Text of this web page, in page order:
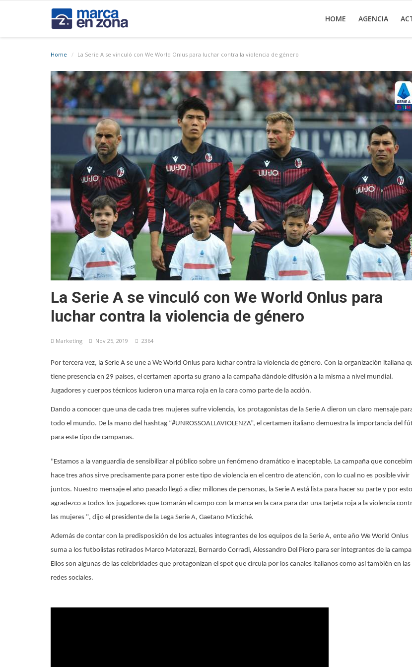
HOME AGENCIA
Home La Serie A se vinculó con We World Onlus para luchar contra la violencia de género
La Serie A se vinculó con We World Onlus para
luchar contra la violencia de género
Marketíng Nov 25, 2019 2364
Por tercera vez, la Serie A se une a We World Onlus para luchar contra la violencia de género. Con la organización italiana
tiene presencia en 29 países, el certamen aporta su grano a la campaña dándole difusión a la misma a nivel mundial.
Jugadores y cuerpos técnicos lucieron una marca roja en la cara como parte de la acción.
Dando a conocer que una de cada tres mujeres sufre violencia, los protagonistas de la Serie A dieron un claro mensaje
todo el mundo. De la mano del hashtag “#UNROSSOALLAVIOLENZA”, el certamen italiano demuestra la importancia del
para este tipo de campañas.
"Estamos a la vanguardia de sensibilizar al público sobre un fenómeno dramático e inaceptable. La campaña que
hace tres años sirve precisamente para poner este tipo de violencia en el centro de atención, con lo cual no es posible vivir
juntos. Nuestro mensaje el año pasado llegó a diez millones de personas, la Serie A está lista para hacer su parte y por esto
agradezco a todos los jugadores que tomarán el campo con la marca en la cara para dar una tarjeta roja a la violencia
las mujeres ", dijo el presidente de la Lega Serie A, Gaetano Micciché.
Además de contar con la predisposición de los actuales integrantes de los equipos de la Serie A, ente año We World Onlus
suma a los futbolistas retirados Marco Materazzi, Bernardo Corradi, Alessandro Del Piero para ser integrantes de la
Ellos son algunas de las celebridades que protagonizan el spot que circula por los canales italianos como así también en las
redes sociales.
en superhéroe
Marketíng
Unión de Santa Fe tendrá una Academia de
Ciencias del Deporte
Marcas
FC Barcelona firma el acuerdo más caro de